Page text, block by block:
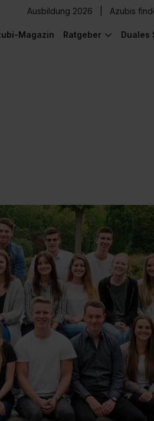
Ausbildung 2026 Azubis
Magazin Ratgeber Duales
Dann schalte die Inhalte jetzt
werden. Personenbezogene Daten
.